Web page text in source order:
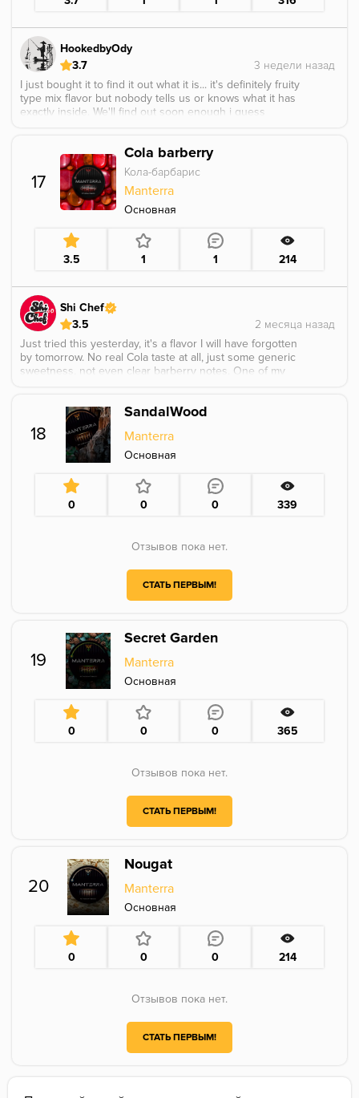
HookedbyOdy
3.7
I just bought it to find it out what it is... it's definitely fruity
type mix flavor but nobody tells us or knows what it has
exactly inside. We'll find out soon enough i guess
17
Cola barberry
Кола-барбарис
Manterra
Основная
3.5 1 1 214
Shi Chef
3.5
Just tried this yesterday, it's a flavor I will have forgotten
by tomorrow. No real Cola taste at all, just some generic
sweetness, not even clear barberry notes. One of my
18
SandalWood
Manterra
Основная
0 0 0 339
Отзывов пока нет.
СТАТЬ ПЕРВЫМ!
19
Secret Garden
Manterra
Основная
0 0 0 365
Отзывов пока нет.
СТАТЬ ПЕРВЫМ!
20
Nougat
Manterra
Основная
0 0 0 214
Отзывов пока нет.
СТАТЬ ПЕРВЫМ!